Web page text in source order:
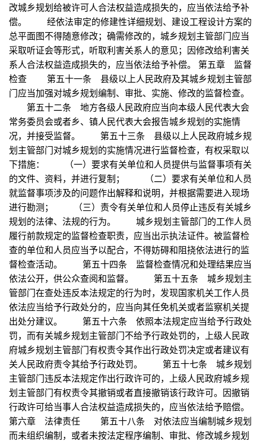
改城乡规划给被许可人合法权益造成损失的，应当依法给予补
偿。 经依法审定的修建性详细规划、建设工程设计方案的
总平面图不得随意修改；确需修改的，城乡规划主管部门应当
采取听证会等形式，听取利害关系人的意见；因修改给利害关
系人合法权益造成损失的，应当依法给予补偿。 第五章 监督
检查 第五十一条 县级以上人民政府及其城乡规划主管部
门应当加强对城乡规划编制、审批、实施、修改的监督检查。
第五十二条 地方各级人民政府应当向本级人民代表大会
常务委员会或者乡、镇人民代表大会报告城乡规划的实施情
况，并接受监督。 第五十三条 县级以上人民政府城乡规
划主管部门对城乡规划的实施情况进行监督检查，有权采取以
下措施： （一）要求有关单位和人员提供与监督事项有关
的文件、资料，并进行复制； （二）要求有关单位和人员
就监督事项涉及的问题作出解释和说明，并根据需要进入现场
进行勘测； （三）责令有关单位和人员停止违反有关城乡
规划的法律、法规的行为。 城乡规划主管部门的工作人员
履行前款规定的监督检查职责，应当出示执法证件。被监督检
查的单位和人员应当予以配合，不得妨碍和阻挠依法进行的监
督检查活动。 第五十四条 监督检查情况和处理结果应当
依法公开，供公众查阅和监督。 第五十五条 城乡规划主
管部门在查处违反本法规定的行为时，发现国家机关工作人员
依法应当给予行政处分的，应当向其任免机关或者监察机关提
出处分建议。 第五十六条 依照本法规定应当给予行政处
罚，而有关城乡规划主管部门不给予行政处罚的，上级人民政
府城乡规划主管部门有权责令其作出行政处罚决定或者建议有
关人民政府责令其给予行政处罚。 第五十七条 城乡规划
主管部门违反本法规定作出行政许可的，上级人民政府城乡规
划主管部门有权责令其撤销或者直接撤销该行政许可。因撤销
行政许可给当事人合法权益造成损失的，应当依法给予赔偿。
第六章 法律责任 第五十八条 对依法应当编制城乡规划
而未组织编制，或者未按法定程序编制、审批、修改城乡规划